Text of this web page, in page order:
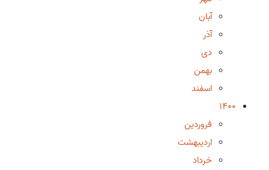
آبان
آذر
دی
بهمن
اسفند
1400
فروردین
اردیبهشت
خرداد